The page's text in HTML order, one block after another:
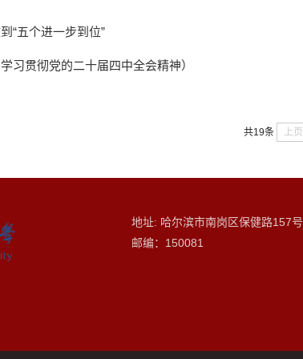
“五个进一步到位”
习贯彻党的二十届四中全会精神）
共19条 上页
地址: 哈尔滨市南岗区保健路157号
邮编：150081